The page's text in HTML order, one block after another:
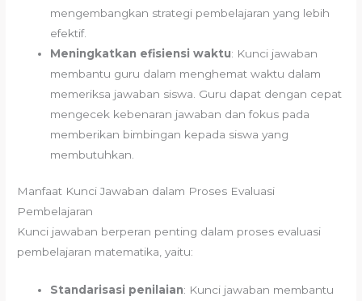
mengembangkan strategi pembelajaran yang lebih
efektif.
Meningkatkan efisiensi waktu: Kunci jawaban
membantu guru dalam menghemat waktu dalam
memeriksa jawaban siswa. Guru dapat dengan cepat
mengecek kebenaran jawaban dan fokus pada
memberikan bimbingan kepada siswa yang
membutuhkan.
Manfaat Kunci Jawaban dalam Proses Evaluasi
Pembelajaran
Kunci jawaban berperan penting dalam proses evaluasi
pembelajaran matematika, yaitu:
Standarisasi penilaian: Kunci jawaban membantu